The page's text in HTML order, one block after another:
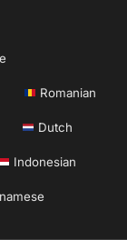
Romanian
Dutch
Indonesian